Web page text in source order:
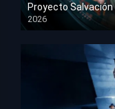
Proyecto
2026
HD 1080p